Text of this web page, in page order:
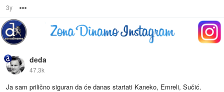
3y
deda
47.3k
Ja sam prilično siguran da će danas startati Kaneko, Emreli, Sučić.